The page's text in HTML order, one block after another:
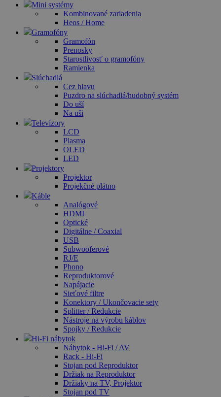
Mini systémy
Kombinované zariadenia
Heos / Home
Gramofóny
Gramofón
Prenosky
Starostlivosť o gramofóny
Ramienka
Slúchadlá
Cez hlavu
Puzdro na slúchadlá/hudobný systém
Do uší
Na uši
Televízory
LCD
Plasma
OLED
LED
Projektory
Projektor
Projekčné plátno
Káble
Analógové
HDMI
Optické
Digitálne / Coaxial
USB
Subwooferové
RJ/E
Phono
Reproduktorové
Napájacie
Sieťové filtre
Konektory / Ukončovacie sety
Splitter / Redukcie
Nástroje na výrobu káblov
Spojky / Redukcie
Hi-Fi nábytok
Nábytok - Hi-Fi / AV
Rack - Hi-Fi
Stojan pod Reproduktor
Držiak na Reproduktor
Držiaky na TV, Projektor
Stojan pod TV